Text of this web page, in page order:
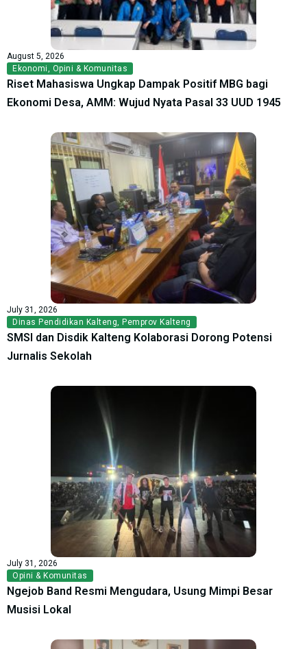
August 5, 2026
Ekonomi
Opini & Komunitas
Riset Mahasiswa Ungkap Dampak Positif MBG bagi
Ekonomi Desa, AMM: Wujud Nyata Pasal 33 UUD 1945
July 31, 2026
Dinas Pendidikan Kalteng Pemprov Kalteng
SMSI dan Disdik Kalteng Kolaborasi Dorong Potensi
Jurnalis Sekolah
July 31, 2026
Opini & Komunitas
Ngejob Band Resmi Mengudara, Usung Mimpi Besar
Musisi Lokal